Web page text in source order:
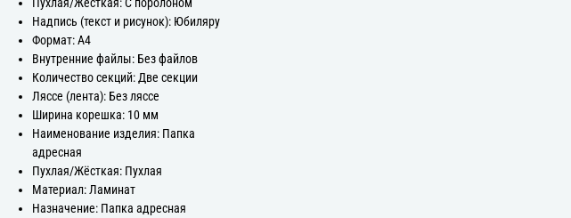
Надпись (текст и рисунок): Юбиляру
Формат: А4
Внутренние файлы: Без файлов
Количество секций: Две секции
Ляссе (лента): Без ляссе
Ширина корешка: 10 мм
Наименование изделия: Папка
адресная
Пухлая/Жёсткая: Пухлая
Материал: Ламинат
Назначение: Папка адресная